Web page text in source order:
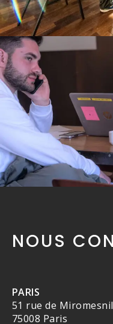
NOUS
PARIS
51 rue de
75008 Paris